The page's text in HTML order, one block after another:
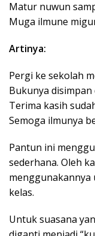
Matur nuwun
Muga ilmune
Artinya:
Pergi ke sekolah
Bukunya disimpan
Terima kasih
Semoga ilmunya
Pantun ini
sederhana. Oleh
menggunakannya
kelas.
Untuk suasana